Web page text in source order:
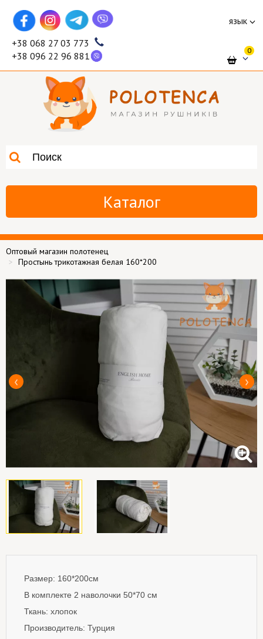
язык
+38 068 27 03 773
+38 096 22 96 881
0
Каталог
Оптовый магазин полотенец
Простынь трикотажная белая 160*200
Размер: 160*200см
В комплекте 2 наволочки 50*70 см
Ткань: хлопок
Производитель: Турция